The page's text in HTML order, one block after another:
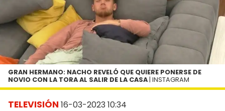
TELEVISIÓN 16-03-2023 10:34
GRAN HERMANO: NACHO REVELÓ QUE QUIERE PONERSE DE
NOVIO CON LA TORA AL SALIR DE LA CASA | INSTAGRAM